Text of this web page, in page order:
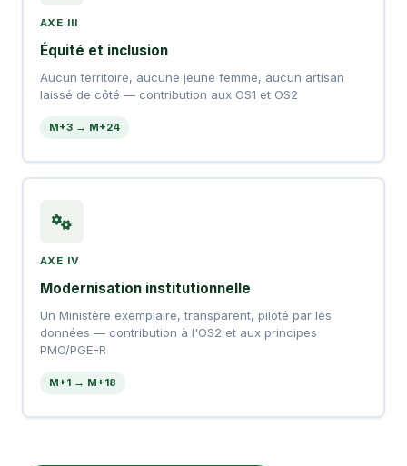
AXE III
Équité et inclusion
Aucun territoire, aucune jeune femme, aucun artisan
laissé de côté — contribution aux OS1 et OS2
M+3 → M+24
AXE IV
Modernisation institutionnelle
Un Ministère exemplaire, transparent, piloté par les
données — contribution à l'OS2 et aux principes
PMO/PGE-R
M+1 → M+18